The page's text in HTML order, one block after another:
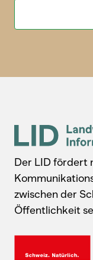
Der LID fördert
zwischen der
Öffentlichkeit